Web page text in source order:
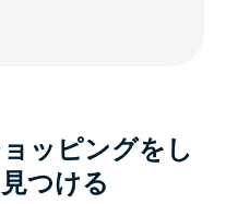
ッピングをし
つける